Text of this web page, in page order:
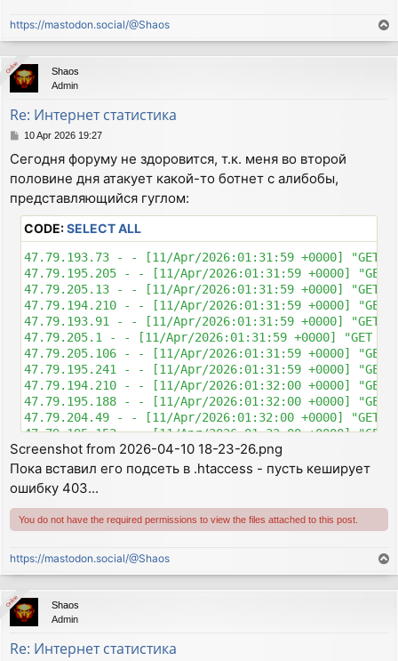
https://mastodon.social/@Shaos
o
p
Shaos
Admin
Re: Интернет статистика
P
s
t
10 Apr 2026 19:27
Сегодня форуму не здоровится, т.к. меня во второй
половине дня атакует какой-то ботнет с алибобы,
представляющийся гуглом:
CODE:SELECT ALL
47.79.193.73 - - [11/Apr/2026:01:31:59 +0000] "GET /
47.79.195.205 - - [11/Apr/2026:01:31:59 +0000] "GET /
47.79.205.13 - - [11/Apr/2026:01:31:59 +0000] "GET /
47.79.194.210 - - [11/Apr/2026:01:31:59 +0000] "GET
47.79.193.91 - - [11/Apr/2026:01:31:59 +0000] "GET /
47.79.205.1 - - [11/Apr/2026:01:31:59 +0000] "GET /
47.79.205.106 - - [11/Apr/2026:01:31:59 +0000] "GET /
47.79.195.241 - - [11/Apr/2026:01:31:59 +0000] "GET /
47.79.194.210 - - [11/Apr/2026:01:32:00 +0000] "GET
47.79.195.188 - - [11/Apr/2026:01:32:00 +0000] "GET /
47.79.204.49 - - [11/Apr/2026:01:32:00 +0000] "GET /
47.79.195.152 - - [11/Apr/2026:01:32:00 +0000] "GET
Screenshot from 2026-04-10 18-23-26.png
Пока вставил его подсеть в .htaccess - пусть кеширует
ошибку 403...
You do not have the required permissions to view the files attached to this post.
https://mastodon.social/@Shaos
o
p
Online
Online
Shaos
Admin
Re: Интернет статистика
Online
Online